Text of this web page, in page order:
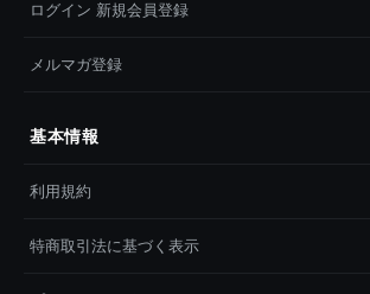
ログイン 新規会員登録
メルマガ登録
基本情報
利用規約
特商取引法に基づく表示